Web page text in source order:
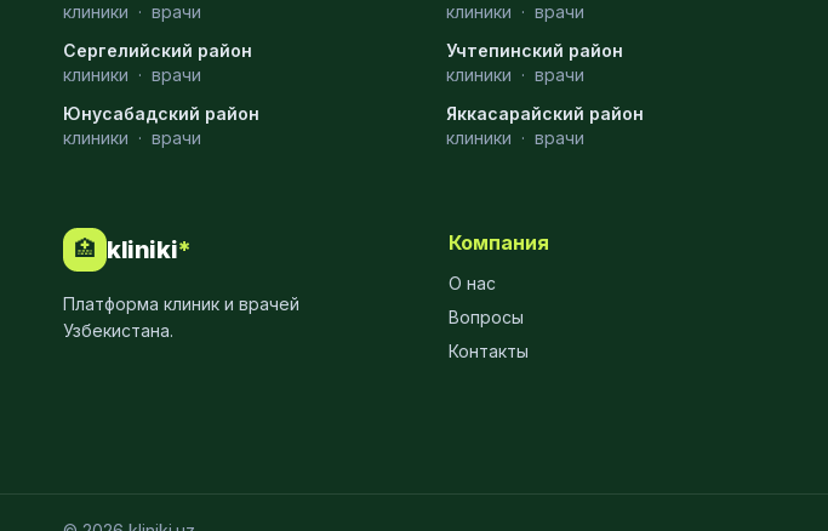
МРТ
Проктология
Пульмонология
Анестезиология
Наркология
клиники · врачи
клиники · врачи
Сергелийский район
клиники · врачи
Учтепинский район
клиники · врачи
Юнусабадский район
клиники · врачи
Яккасарайский район
клиники · врачи
🏥 kliniki*
Платформа клиник и врачей
Узбекистана.
Компания
О нас
Вопросы
Контакты